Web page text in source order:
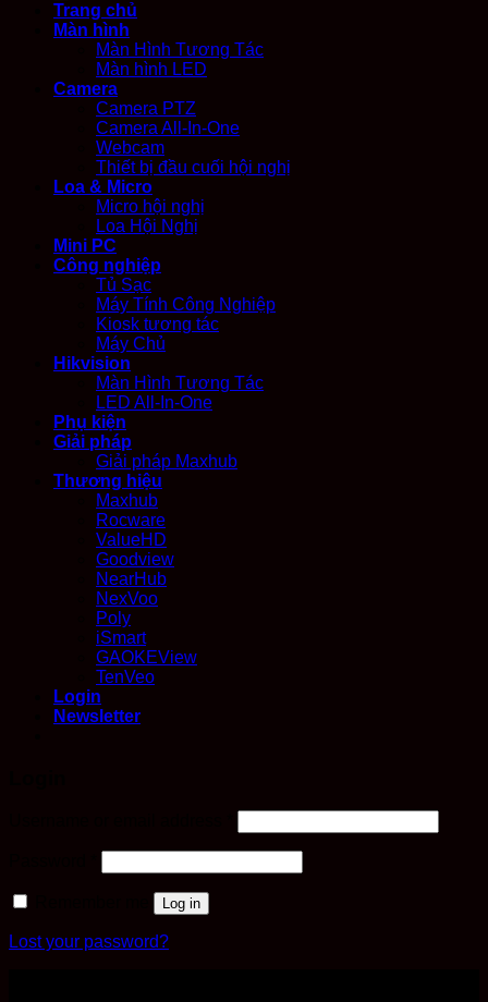
Trang chủ
Màn hình
Màn Hình Tương Tác
Màn hình LED
Camera
Camera PTZ
Camera All-In-One
Webcam
Thiết bị đầu cuối hội nghị
Loa & Micro
Micro hội nghị
Loa Hội Nghị
Mini PC
Công nghiệp
Tủ Sạc
Máy Tính Công Nghiệp
Kiosk tương tác
Máy Chủ
Hikvision
Màn Hình Tương Tác
LED All-In-One
Phụ kiện
Giải pháp
Giải pháp Maxhub
Thương hiệu
Maxhub
Rocware
ValueHD
Goodview
NearHub
NexVoo
Poly
iSmart
GAOKEView
TenVeo
Login
Newsletter
Log in
Lost your password?